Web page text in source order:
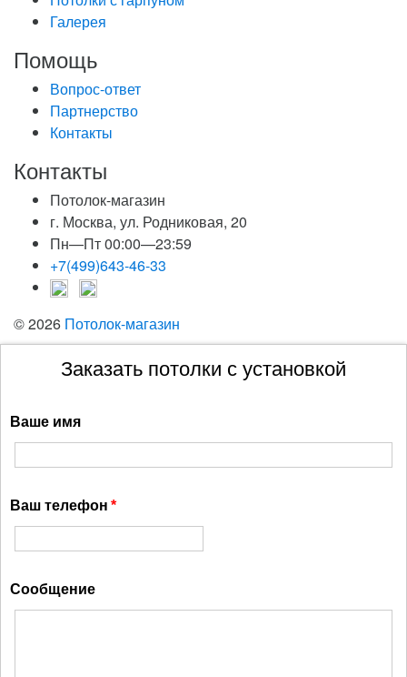
Галерея
Помощь
Вопрос-ответ
Партнерство
Контакты
Контакты
Потолок-магазин
г. Москва, ул. Родниковая, 20
Пн—Пт 00:00—23:59
+7(499)643-46-33
© 2026 Потолок-магазин
Заказать потолки с установкой
Ваше имя
Ваш телефон
Сообщение